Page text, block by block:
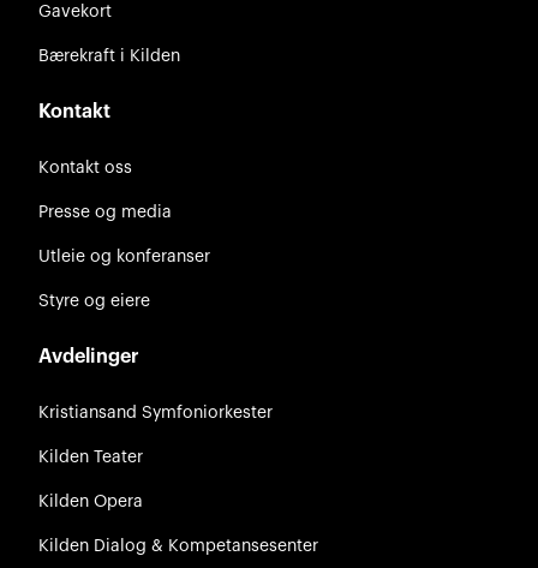
Gavekort
Bærekraft i Kilden
Kontakt
Kontakt oss
Presse og media
Utleie og konferanser
Styre og eiere
Avdelinger
Kristiansand Symfoniorkester
Kilden Teater
Kilden Opera
Kilden Dialog & Kompetansesenter